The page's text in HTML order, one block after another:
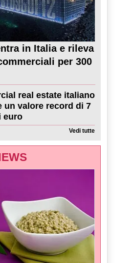
in Italia e rileva
per 300
real estate italiano
un valore record di 7
euro
Vedi tutte